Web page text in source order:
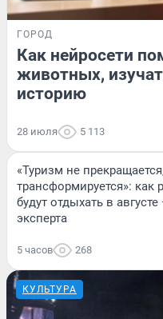
ГОРОД
Как нейросети
животных,
историю
28 июля 5 113
«Туризм не
трансформируется»: как
будут отдыхать в
эксперта
5 часов 268
КУЛЬТУРА